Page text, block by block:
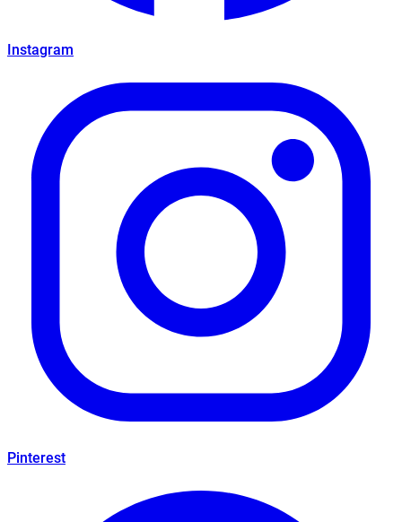
Instagram
Pinterest